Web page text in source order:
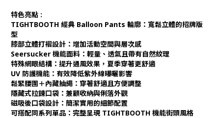
特色亮點 :
TIGHTBOOTH 經典 Balloon Pants 輪廓：寬鬆立體的招牌版
型
膝部立體打褶設計：增加活動空間與層次感
Seersucker 機能面料：輕量、透氣且帶有自然紋理
特殊網眼結構：提升通風效果，夏季穿著更舒適
UV 防護機能：有效降低紫外線曝曬影響
鬆緊腰圍＋內藏抽繩：穿著舒適且方便調整
隱藏式拉鍊口袋：兼顧收納與俐落外觀
磁吸後口袋設計：簡潔實用的細節配置
可搭配同系列單品：完整呈現 TIGHTBOOTH 機能街頭風格